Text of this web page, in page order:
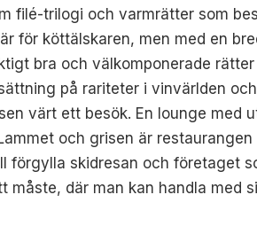
filé-trilogi och varmrätter som
för köttälskaren, men med en
bra och välkomponerade
på rariteter i vinvärlden
värt ett besök. En lounge med
och grisen är restaurangen
förgylla skidresan och företaget
måste, där man kan handla med